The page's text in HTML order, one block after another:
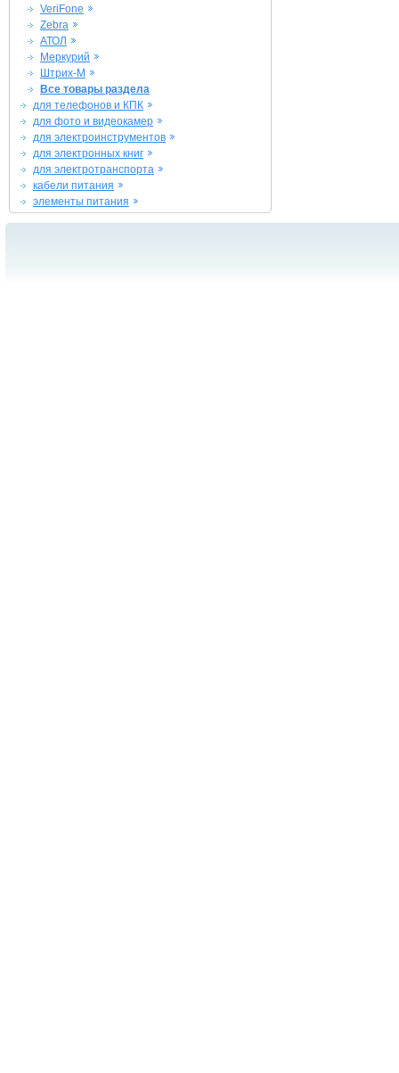
VeriFone
Zebra
АТОЛ
Меркурий
Штрих-М
Все товары раздела
для телефонов и КПК
для фото и видеокамер
для электроинструментов
для электронных книг
для электротранспорта
кабели питания
элементы питания